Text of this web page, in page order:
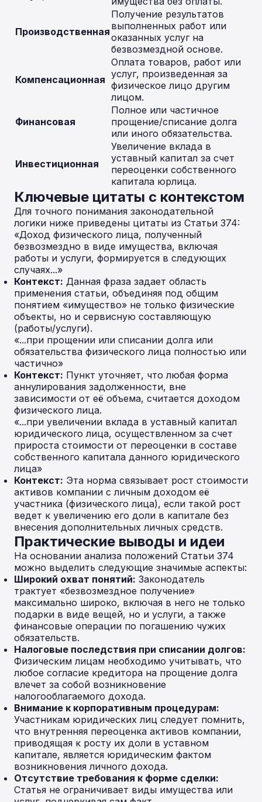
Производственная
Получение результатов
выполненных работ или
оказанных услуг на
безвозмездной основе.
Компенсационная
Оплата товаров, работ или
услуг, произведенная за
физическое лицо другим
лицом.
Финансовая
Полное или частичное
прощение/списание долга
или иного обязательства.
Инвестиционная
Увеличение вклада в
уставный капитал за счет
переоценки собственного
капитала юрлица.
Ключевые цитаты с контекстом
Для точного понимания законодательной
логики ниже приведены цитаты из Статьи 374:
«Доход физического лица, полученный
безвозмездно в виде имущества, включая
работы и услуги, формируется в следующих
случаях...»
Контекст: Данная фраза задает область
применения статьи, объединяя под общим
понятием «имущество» не только физические
объекты, но и сервисную составляющую
(работы/услуги).
«...при прощении или списании долга или
обязательства физического лица полностью или
частично»
Контекст: Пункт уточняет, что любая форма
аннулирования задолженности, вне
зависимости от её объема, считается доходом
физического лица.
«...при увеличении вклада в уставный капитал
юридического лица, осуществленном за счет
прироста стоимости от переоценки в составе
собственного капитала данного юридического
лица»
Контекст: Эта норма связывает рост стоимости
активов компании с личным доходом её
участника (физического лица), если такой рост
ведет к увеличению его доли в капитале без
внесения дополнительных личных средств.
Практические выводы и идеи
На основании анализа положений Статьи 374
можно выделить следующие значимые аспекты:
Широкий охват понятий: Законодатель
трактует «безвозмездное получение»
максимально широко, включая в него не только
подарки в виде вещей, но и услуги, а также
финансовые операции по погашению чужих
обязательств.
Налоговые последствия при списании долгов:
Физическим лицам необходимо учитывать, что
любое согласие кредитора на прощение долга
влечет за собой возникновение
налогооблагаемого дохода.
Внимание к корпоративным процедурам:
Участникам юридических лиц следует помнить,
что внутренняя переоценка активов компании,
приводящая к росту их доли в уставном
капитале, является юридическим фактом
возникновения личного дохода.
Отсутствие требования к форме сделки:
Статья не ограничивает виды имущества или